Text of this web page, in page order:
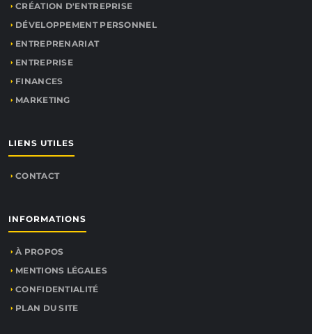
CRÉATION D'ENTREPRISE
DÉVELOPPEMENT PERSONNEL
ENTREPRENARIAT
ENTREPRISE
FINANCES
MARKETING
LIENS UTILES
CONTACT
INFORMATIONS
À PROPOS
MENTIONS LÉGALES
CONFIDENTIALITÉ
PLAN DU SITE